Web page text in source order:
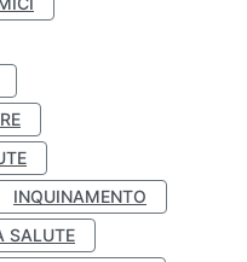
INQUINAMENTO
SALUTE